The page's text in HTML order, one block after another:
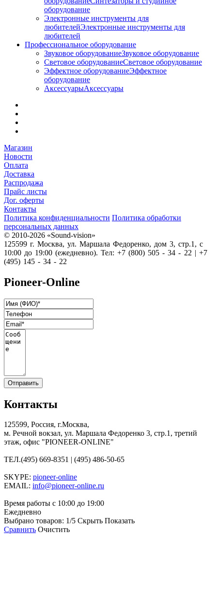
оборудование
Электронные инструменты для
любителейЭлектронные инструменты для
любителей
Профессиональное оборудование
Звуковое оборудованиеЗвуковое оборудование
Световое оборудованиеСветовое оборудование
Эффектное оборудованиеЭффектное
оборудование
АксессуарыАксессуары
Магазин
Новости
Оплата
Доставка
Распродажа
Прайс листы
Дог. оферты
Контакты
Политика конфиденциальности Политика обработки
персональных данных
© 2010-2026 «Sound-vision»
125599 г. Москва, ул. Маршала Федоренко, дом 3, стр.1, с
10:00 до 19:00 (ежедневно). Тел: +7 (800) 505 - 34 - 22 | +7
(495) 145 - 34 - 22
Pioneer-Online
Контакты
125599, Россия, г.Москва,
м. Речной вокзал, ул. Маршала Федоренко 3, стр.1, третий
этаж, офис "PIONEER-ONLINE"
ТЕЛ.(495) 669-8351 | (495) 486-50-65
SKYPE: pioneer-online
EMAIL: info@pioneer-online.ru
Время работы с 10:00 до 19:00
Ежедневно
Выбрано товаров: 1/5 Скрыть Показать
Сравнить Очистить